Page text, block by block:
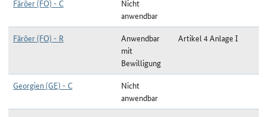
Färöer (FO) - C
Nicht
anwendbar
Färöer (FO) - R
Anwendbar
mit
Bewilligung
Artikel 4 Anlage I
Georgien (GE) - C
Nicht
anwendbar